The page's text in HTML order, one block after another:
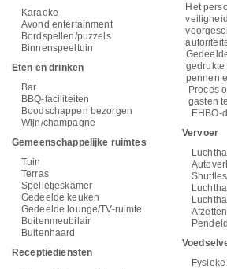
Karaoke
Avond entertainment
Bordspellen/puzzels
Binnenspeeltuin
Eten en drinken
Bar
BBQ-faciliteiten
Boodschappen bezorgen
Wijn/champagne
Gemeenschappelijke ruimtes
Tuin
Terras
Spelletjeskamer
Gedeelde keuken
Gedeelde lounge/TV-ruimte
Buitenmeubilair
Buitenhaard
Receptiediensten
Het
gedrukte
pennen
Proces
gasten
EHBO-
Vervoer